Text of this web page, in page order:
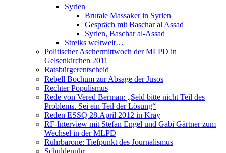
Syrien
Brutale Massaker in Syrien
Gespräch mit Baschar al Assad
Syrien, Baschar al-Assad
Streiks weltweit…
Politischer Aschermittwoch der MLPD in
Gelsenkirchen 2011
Ratsbürgerentscheid
Rebell Bochum zur Absage der Jusos
Rechter Populismus
Rede von Vered Berman: „Seid bitte nicht Teil des
Problems. Sei ein Teil der Lösung“
Reden ESSQ 28.April 2012 in Kray
RF-Interview mit Stefan Engel und Gabi Gärtner zum
Wechsel in der MLPD
Ruhrbarone: Tiefpunkt des Journalismus
Schuldenuhr